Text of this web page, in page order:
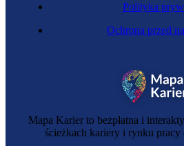
Mapa Karier to bezpłatna i
ścieżkach kariery i rynku pracy
Polityka
Ochrona przed